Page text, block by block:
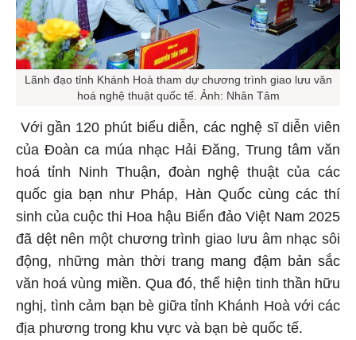
Lãnh đạo tỉnh Khánh Hoà tham dự chương trình giao lưu văn
hoá nghệ thuật quốc tế. Ảnh: Nhân Tâm
Với gần 120 phút biểu diễn, các nghệ sĩ diễn viên
của Đoàn ca múa nhạc Hải Đăng, Trung tâm văn
hoá tỉnh Ninh Thuận, đoàn nghệ thuật của các
quốc gia bạn như Pháp, Hàn Quốc cùng các thí
sinh của cuộc thi Hoa hậu Biển đảo Việt Nam 2025
đã dệt nên một chương trình giao lưu âm nhạc sôi
động, những màn thời trang mang đậm bản sắc
văn hoá vùng miền. Qua đó, thể hiện tinh thần hữu
nghị, tình cảm bạn bè giữa tỉnh Khánh Hoà với các
địa phương trong khu vực và bạn bè quốc tế.